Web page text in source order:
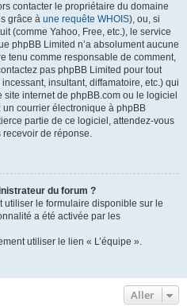
contacter le propriétaire du domaine
grâce à une requête WHOIS), ou, si
(comme Yahoo, Free, etc.), le service
phpBB Limited n’a absolument aucune
tenu comme responsable de comment,
pas phpBB Limited pour tout
insultant, diffamatoire, etc.) qui
internet de phpBB.com ou le logiciel
courrier électronique à phpBB
partie de ce logiciel, attendez-vous
de réponse.
du forum ?
utiliser le formulaire disponible sur le
a été activée par les
utiliser le lien « L’équipe ».
Aller